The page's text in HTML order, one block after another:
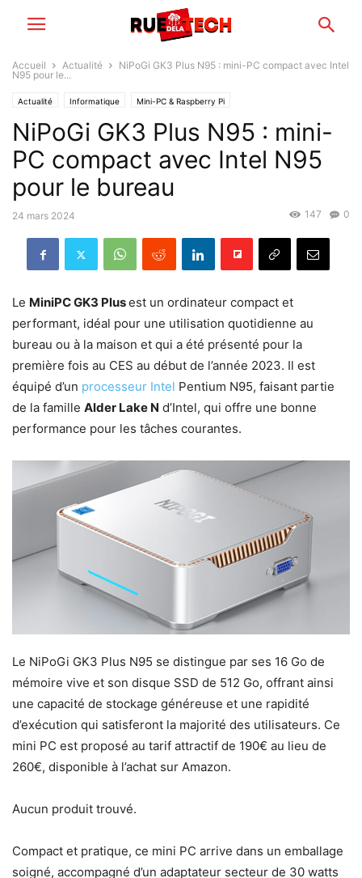
Accueil Actualité
NiPoGi GK3 Plus N95 : mini-PC compact avec Intel
N95 pour le...
Actualité Informatique Mini-PC & Raspberry Pi
NiPoGi GK3 Plus N95 : mini-
PC compact avec Intel N95
pour le bureau
24 mars 2024 0
147
Le MiniPC GK3 Plusest un ordinateur compact et
performant, idéal pour une utilisation quotidienne au
bureau ou à la maison et qui a été présenté pour la
première fois au CES au début de l’année 2023. Il est
équipé d’un processeur Intel Pentium N95, faisant partie
de la famille Alder Lake N d’Intel, qui offre une bonne
performance pour les tâches courantes.
Le NiPoGi GK3 Plus N95 se distingue par ses 16 Go de
mémoire vive et son disque SSD de 512 Go, offrant ainsi
une capacité de stockage généreuse et une rapidité
d’exécution qui satisferont la majorité des utilisateurs. Ce
mini PC est proposé au tarif attractif de 190€ au lieu de
260€, disponible à l’achat sur Amazon.
Aucun produit trouvé.
Compact et pratique, ce mini PC arrive dans un emballage
soigné, accompagné d’un adaptateur secteur de 30 watts